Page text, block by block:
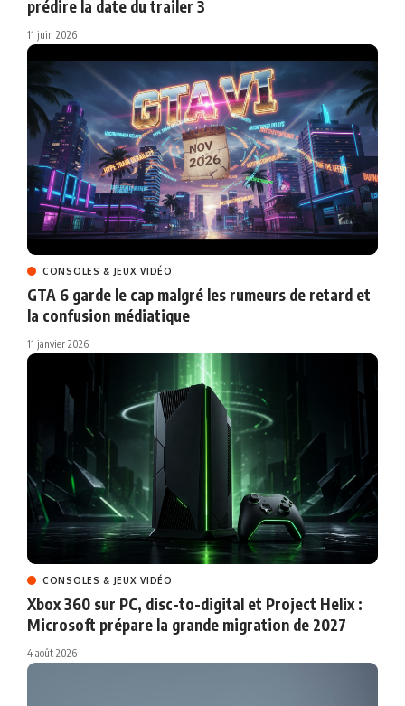
prédire la date du trailer 3
11 juin 2026
CONSOLES & JEUX VIDÉO
GTA 6 garde le cap malgré les rumeurs de retard et
la confusion médiatique
11 janvier 2026
CONSOLES & JEUX VIDÉO
Xbox 360 sur PC, disc-to-digital et Project Helix :
Microsoft prépare la grande migration de 2027
4 août 2026